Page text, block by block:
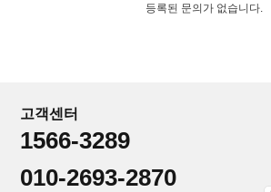
등록된 문의가 없습니다.
고객센터
1566-3289
010-2693-2870